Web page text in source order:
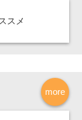
スメ
more